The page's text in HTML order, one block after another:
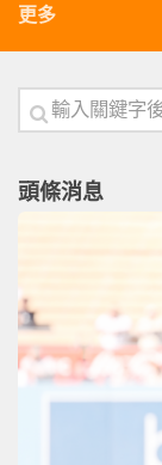
更多
頭條消息